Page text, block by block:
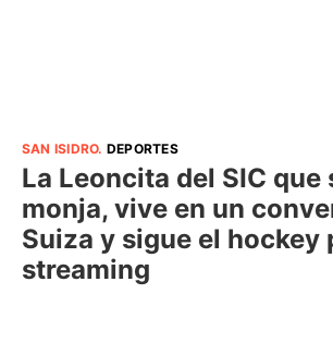
SAN ISIDRO. DEPORTES
La Leoncita del SIC que
monja, vive en un
Suiza y sigue el hockey
streaming